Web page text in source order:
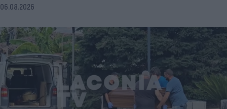
06.08.2026